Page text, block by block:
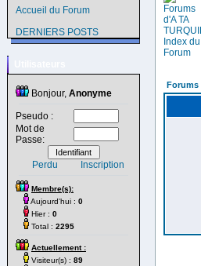
Accueil du Forum
DERNIERS POSTS
Bonjour, Anonyme
Pseudo :
Mot de
Passe:
Perdu Inscription
Membre(s):
Aujourd'hui : 0
Hier : 0
Total : 2295
Actuellement :
Visiteur(s) : 89
Forums